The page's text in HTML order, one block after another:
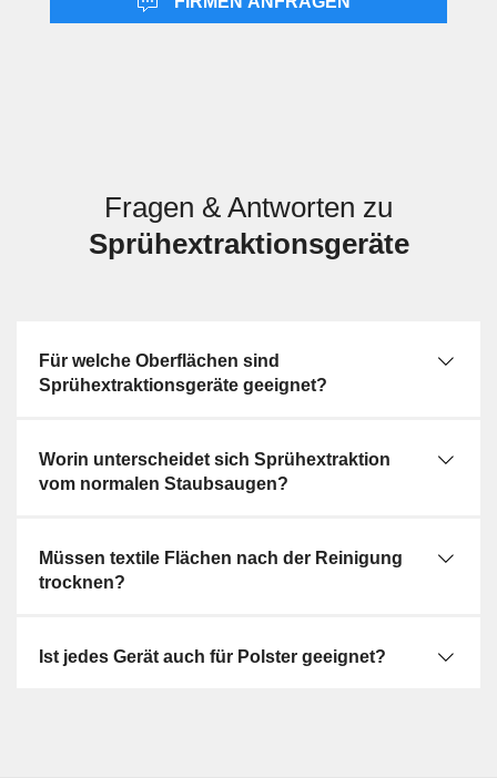
unterscheiden sie sich dadurch, dass hier das eigentliche
Fragen & Antworten zu
Sprühextraktionsgeräte
Für welche Oberflächen sind
Sprühextraktionsgeräte geeignet?
Worin unterscheidet sich Sprühextraktion
vom normalen Staubsaugen?
Müssen textile Flächen nach der Reinigung
trocknen?
Ist jedes Gerät auch für Polster geeignet?